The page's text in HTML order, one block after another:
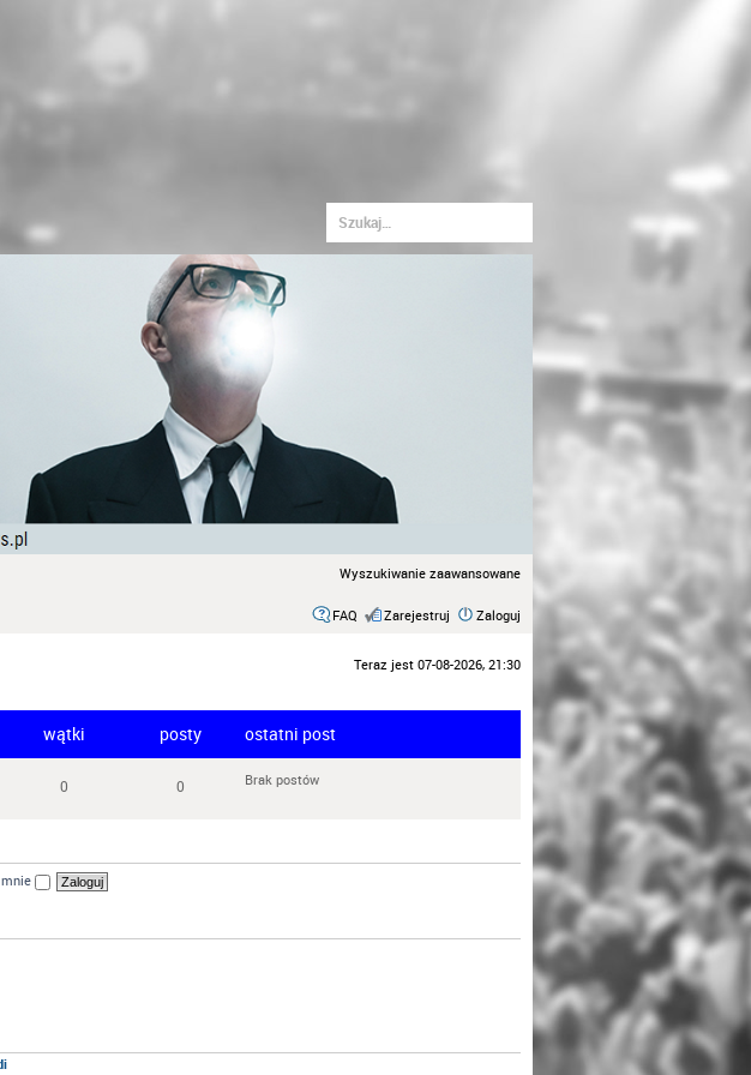
Wyszukiwanie zaawansowane
FAQ Zarejestruj Zaloguj
Teraz jest 07-08-2026, 21:30
wątki posty ostatni post
0 0 Brak postów